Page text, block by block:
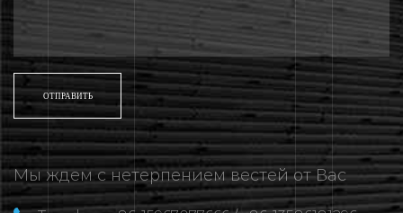
Мы ждем с нетерпением вестей от Вас